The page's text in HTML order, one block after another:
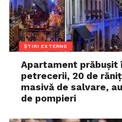
ȘTIRI EXTERNE
Apartament prăbușit
petrecerii, 20 de
masivă de salvare,
de pompieri